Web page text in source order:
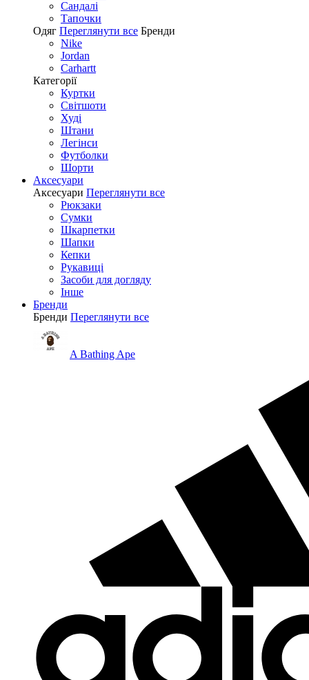
Сандалі
Tапочки
Одяг Переглянути все Бренди
Nike
Jordan
Carhartt
Категорії
Куртки
Світшоти
Худі
Штани
Легінси
Футболки
Шорти
Аксесуари
Аксесуари Переглянути все
Рюкзаки
Сумки
Шкарпетки
Шапки
Кепки
Рукавиці
Засоби для догляду
Інше
Бренди
Бренди Переглянути все
A Bathing Ape